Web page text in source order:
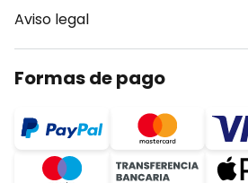
Aviso legal
Formas de pago